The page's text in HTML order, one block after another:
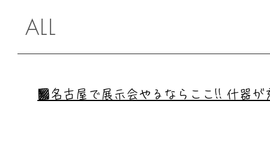
ALL
​■名古屋で展示会やるならここ!! 什器が